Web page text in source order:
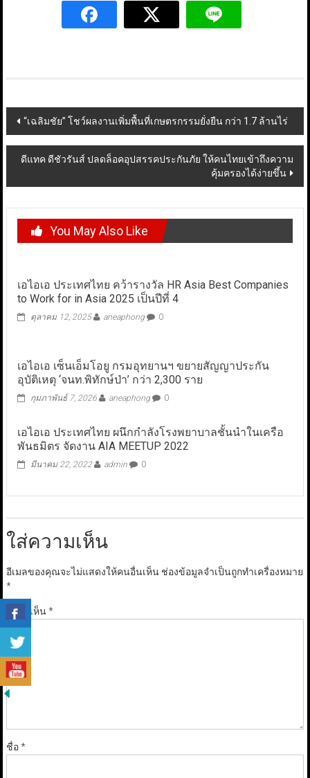
Post
navigation
“เฉลิมชัย” โชว์ผลงานเพิ่มพื้นที่เกษตรกรรมยั่งยืน กว่า 1.7 ล้านไร่
ดีแทค ดีชัวรันส์ ปลดล็อคอุปสรรคประกันภัย ให้คนไทยเข้าถึงความ
คุ้มครองได้ง่ายขึ้น
You May Also Like
เอไอเอ ประเทศไทย คว้ารางวัล HR Asia Best Companies
to Work for in Asia 2025 เป็นปีที่ 4
ตุลาคม 12, 2025 aneaphong 0
เอไอเอ เซ็นเอ็มโอยู กรมอุทยานฯ ขยายสัญญาประกัน
อุบัติเหตุ ‘จนท.พิทักษ์ป่า’ กว่า 2,300 ราย
กุมภาพันธ์ 7, 2026 aneaphong 0
เอไอเอ ประเทศไทย ผนึกกำลังโรงพยาบาลชั้นนำในเครือ
พันธมิตร จัดงาน AIA MEETUP 2022
มีนาคม 22, 2022 admin 0
ใส่ความเห็น
อีเมลของคุณจะไม่แสดงให้คนอื่นเห็น ช่องข้อมูลจำเป็นถูกทำเครื่องหมาย
*
ความเห็น*
ชื่อ*